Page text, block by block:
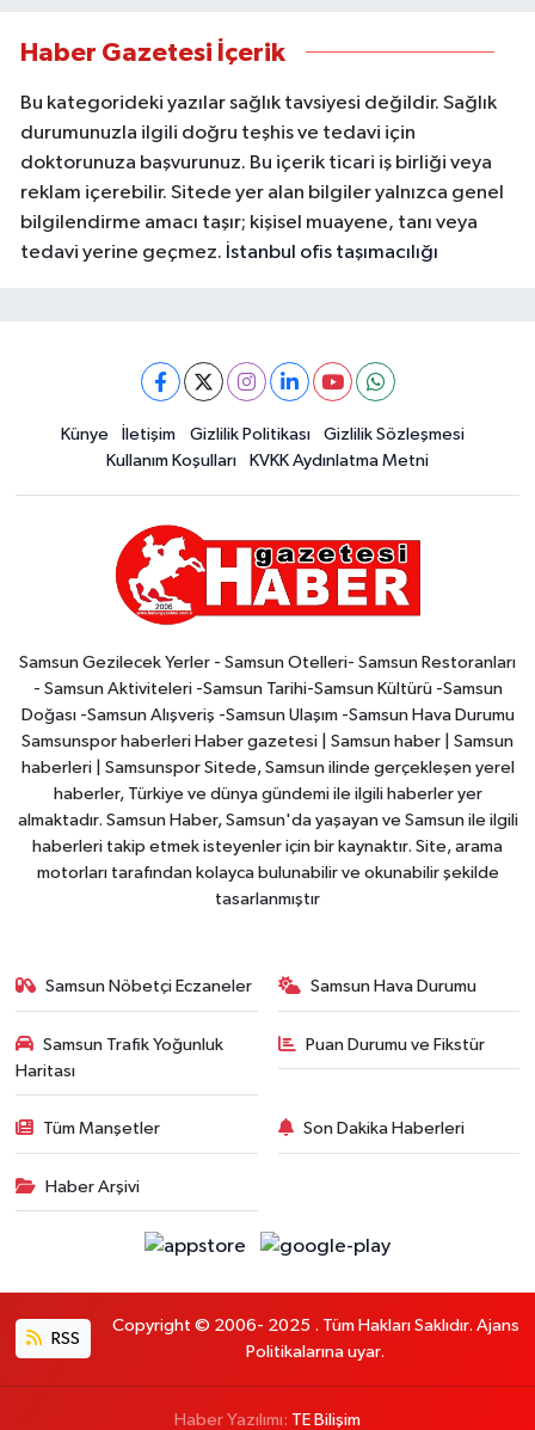
Haber Gazetesi İçerik
Bu kategorideki yazılar sağlık tavsiyesi değildir. Sağlık
durumunuzla ilgili doğru teşhis ve tedavi için
doktorunuza başvurunuz. Bu içerik ticari iş birliği veya
reklam içerebilir. Sitede yer alan bilgiler yalnızca genel
bilgilendirme amacı taşır; kişisel muayene, tanı veya
tedavi yerine geçmez. İstanbul ofis taşımacılığı
Künye İletişim Gizlilik Politikası
Gizlilik Sözleşmesi
Kullanım Koşulları
KVKK Aydınlatma Metni
Samsun Gezilecek Yerler - Samsun Otelleri- Samsun Restoranları
- Samsun Aktiviteleri -Samsun Tarihi-Samsun Kültürü -Samsun
Doğası -Samsun Alışveriş -Samsun Ulaşım -Samsun Hava Durumu
Samsunspor haberleri Haber gazetesi | Samsun haber | Samsun
haberleri | Samsunspor Sitede, Samsun ilinde gerçekleşen yerel
haberler, Türkiye ve dünya gündemi ile ilgili haberler yer
almaktadır. Samsun Haber, Samsun'da yaşayan ve Samsun ile ilgili
haberleri takip etmek isteyenler için bir kaynaktır. Site, arama
motorları tarafından kolayca bulunabilir ve okunabilir şekilde
tasarlanmıştır
Samsun Nöbetçi Eczaneler Samsun Hava Durumu
Samsun Trafik Yoğunluk
Haritası
Puan Durumu ve Fikstür
Tüm Manşetler Son Dakika Haberleri
Haber Arşivi
RSS
Copyright © 2006- 2025 . Tüm Hakları Saklıdır. Ajans
Politikalarına uyar.
Haber Yazılımı: TE Bilişim